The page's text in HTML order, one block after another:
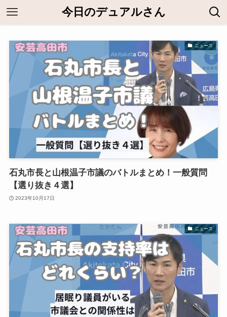
今日のデュアルさん
ニュース
石丸市長と山根温子市議のバトルまとめ！一般質問
【選り抜き４選】
2023年10月17日
ニュース